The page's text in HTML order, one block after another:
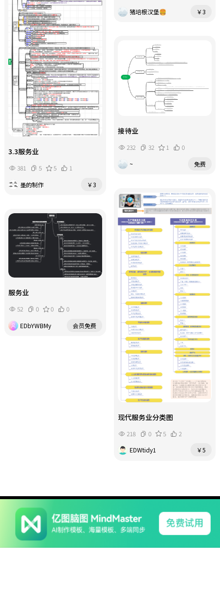
猪培根汉堡🍔
￥3
3.3服务业
381 5 5
1
墨的制作
￥3
接待业
232 32 1
0
~
免费
现代服务业分类图
218 0 5
2
EDWtidy1
￥5
服务业
52 0 0
0
EDbYWBMy
会员免费